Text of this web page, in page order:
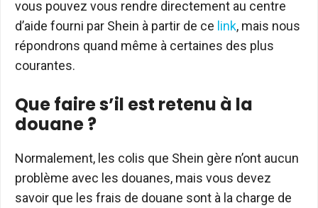
vous pouvez vous rendre directement au centre
d’aide fourni par Shein à partir de ce link, mais nous
répondrons quand même à certaines des plus
courantes.
Que faire s’il est retenu à la
douane ?
Normalement, les colis que Shein gère n’ont aucun
problème avec les douanes, mais vous devez
savoir que les frais de douane sont à la charge de